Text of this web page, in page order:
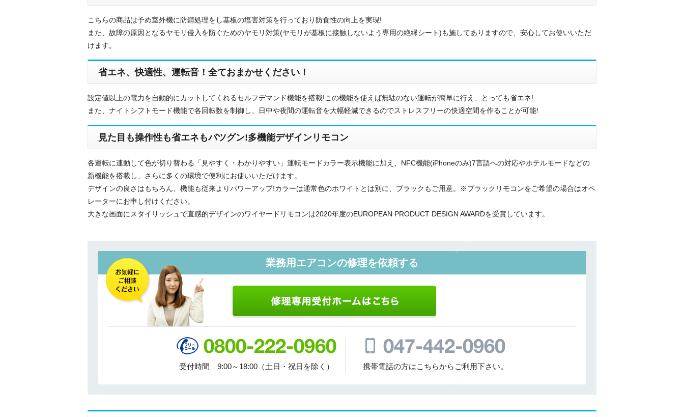
こちらの商品は予め室外機に防錆処理をし基板の塩害対策を行っており防食性の向上を実現!
また、故障の原因となるヤモリ侵入を防ぐためのヤモリ対策(ヤモリが基板に接触しないよう専用の絶縁シート)も施してありますので、安心してお使いいただ
けます。
省エネ、快適性、運転音！全ておまかせください！
設定値以上の電力を自動的にカットしてくれるセルフデマンド機能を搭載!この機能を使えば無駄のない運転が簡単に行え、とっても省エネ!
また、ナイトシフトモード機能で各回転数を制御し、日中や夜間の運転音を大幅軽減できるのでストレスフリーの快適空間を作ることが可能!
見た目も操作性も省エネもバツグン!多機能デザインリモコン
各運転に連動して色が切り替わる「見やすく・わかりやすい」運転モードカラー表示機能に加え、NFC機能(iPhoneのみ)7言語への対応やホテルモードなどの
新機能を搭載し、さらに多くの環境で便利にお使いいただけます。
デザインの良さはもちろん、機能も従来よりパワーアップ!カラーは通常色のホワイトとは別に、ブラックもご用意。※ブラックリモコンをご希望の場合はオペ
レーターにお申し付けください。
大きな画面にスタイリッシュで直感的デザインのワイヤードリモコンは2020年度のEUROPEAN PRODUCT DESIGN AWARDを受賞しています。
業務用エアコンの修理を依頼する
受付時間 9:00～18:00（土日・祝日を除く） 携帯電話の方はこちらからご利用下さい。
お名前
お問合せ内容
(ご選択ください)
工事お見積り依頼
機器お見積り依頼
メッセージ